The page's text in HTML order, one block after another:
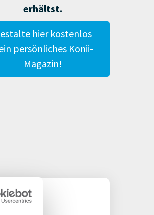
erhältst.
hier kostenlos
persönliches Konii-
Magazin!